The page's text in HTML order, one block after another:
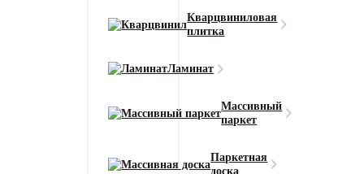
Кварцвиниловая
плитка
Ламинат
Массивный
паркет
Паркетная
доска